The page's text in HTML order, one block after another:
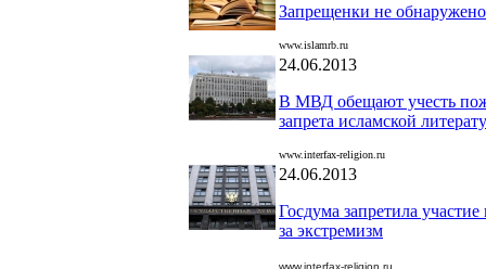
Запрещенки не обнаружено
www.islamrb.ru
24.06.2013
В МВД обещают учесть
запрета исламской
www.interfax-religion.ru
24.06.2013
Госдума запретила
за экстремизм
www.interfax-religion.ru